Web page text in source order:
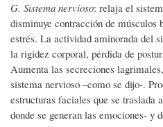
G. Sistema nervioso: relaja el
disminuye contracción de músculos
estrés. La actividad aminorada del
la rigidez corporal, pérdida de
Aumenta las secreciones
sistema nervioso –como se dijo-.
estructuras faciales que se
donde se generan las emociones- y